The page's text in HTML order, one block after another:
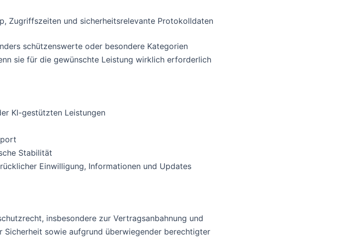
Zugriffszeiten und sicherheitsrelevante Protokolldaten
schützenswerte oder besondere Kategorien
sie für die gewünschte Leistung wirklich erforderlich
KI-gestützten Leistungen
Stabilität
Einwilligung, Informationen und Updates
insbesondere zur Vertragsanbahnung und
sowie aufgrund überwiegender berechtigter